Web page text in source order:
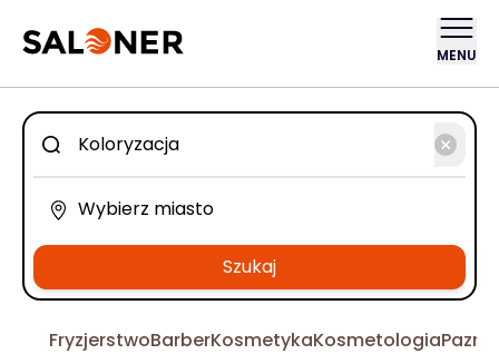
MENU
Szukaj
FryzjerstwoBarberKosmetykaKosmetologia